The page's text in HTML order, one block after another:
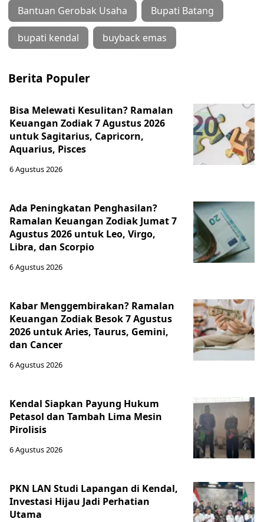
Bantuan Gerobak Usaha Bupati Batang
bupati kendal buyback emas
Berita Populer
Bisa Melewati Kesulitan? Ramalan
Keuangan Zodiak 7 Agustus 2026
untuk Sagitarius, Capricorn,
Aquarius, Pisces
6 Agustus 2026
Ada Peningkatan Penghasilan?
Ramalan Keuangan Zodiak Jumat 7
Agustus 2026 untuk Leo, Virgo,
Libra, dan Scorpio
6 Agustus 2026
Kabar Menggembirakan? Ramalan
Keuangan Zodiak Besok 7 Agustus
2026 untuk Aries, Taurus, Gemini,
dan Cancer
6 Agustus 2026
Kendal Siapkan Payung Hukum
Petasol dan Tambah Lima Mesin
Pirolisis
6 Agustus 2026
PKN LAN Studi Lapangan di Kendal,
Investasi Hijau Jadi Perhatian
Utama